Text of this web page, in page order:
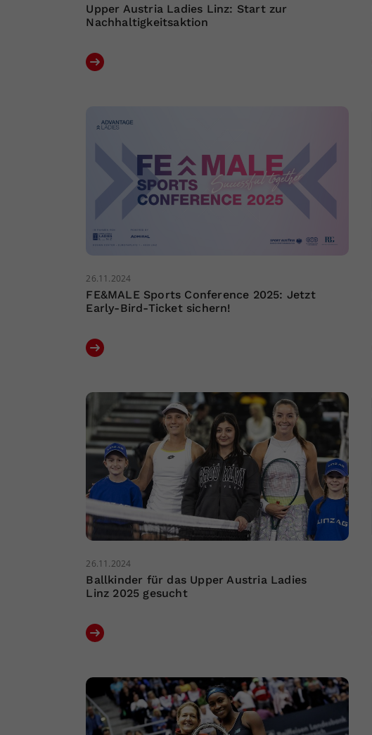
Upper Austria Ladies Linz: Start zur
Nachhaltigkeitsaktion
26.11.2024
FE&MALE Sports Conference 2025: Jetzt
Early-Bird-Ticket sichern!
26.11.2024
Ballkinder für das Upper Austria Ladies
Linz 2025 gesucht